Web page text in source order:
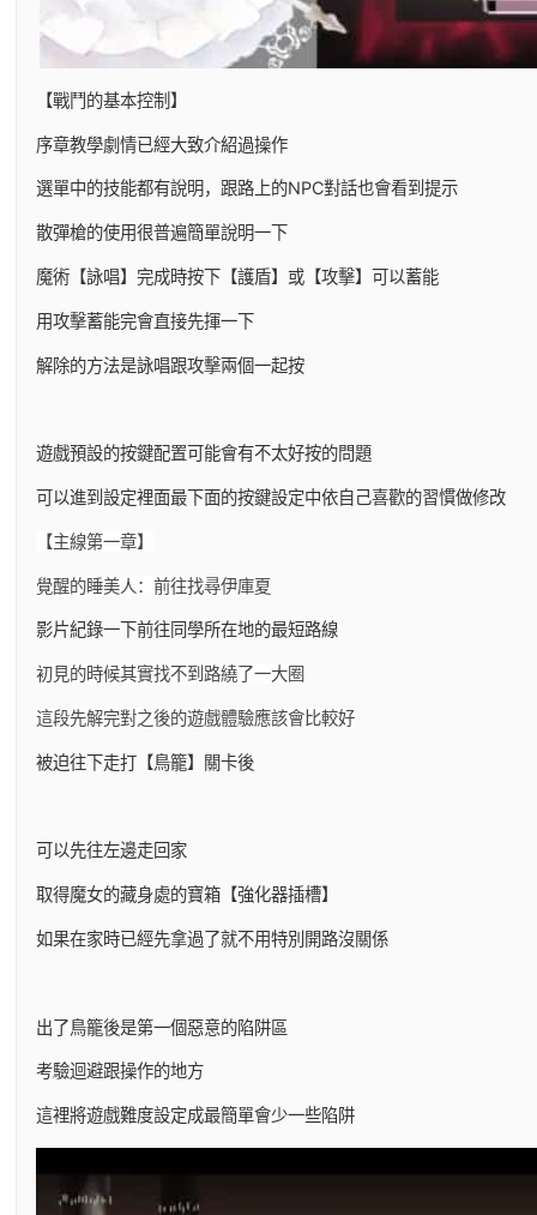
【戰鬥的基本控制】
序章教學劇情已經大致介紹過操作
選單中的技能都有說明，跟路上的NPC對話也會看到提示
散彈槍的使用很普遍簡單說明一下
魔術【詠唱】完成時按下【護盾】或【攻擊】可以蓄能
用攻擊蓄能完會直接先揮一下
解除的方法是詠唱跟攻擊兩個一起按
遊戲預設的按鍵配置可能會有不太好按的問題
可以進到設定裡面最下面的按鍵設定中依自己喜歡的習慣做修改
【主線第一章】
覺醒的睡美人：前往找尋伊庫夏
影片紀錄一下前往同學所在地的最短路線
初見的時候其實找不到路繞了一大圈
這段先解完對之後的遊戲體驗應該會比較好
被迫往下走打【鳥籠】關卡後
可以先往左邊走回家
取得魔女的藏身處的寶箱【強化器插槽】
如果在家時已經先拿過了就不用特別開路沒關係
出了鳥籠後是第一個惡意的陷阱區
考驗迴避跟操作的地方
這裡將遊戲難度設定成最簡單會少一些陷阱